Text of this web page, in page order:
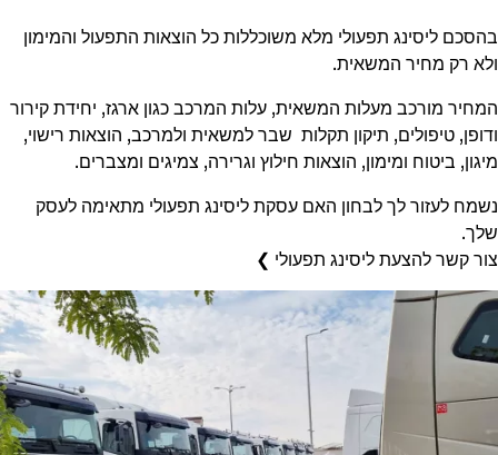
בהסכם ליסינג תפעולי מלא משוכללות כל הוצאות התפעול והמימון
ולא רק מחיר המשאית.
המחיר מורכב מעלות המשאית, עלות המרכב כגון ארגז, יחידת קירור
ודופן, טיפולים, תיקון תקלות שבר למשאית ולמרכב, הוצאות רישוי,
מיגון, ביטוח ומימון, הוצאות חילוץ וגרירה, צמיגים ומצברים.
נשמח לעזור לך לבחון האם עסקת ליסינג תפעולי מתאימה לעסק
שלך.
צור קשר להצעת ליסינג תפעולי ❯